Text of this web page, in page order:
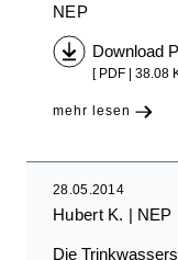
NEP
Download
[ PDF | 38.08
mehr lesen
28.05.2014
Hubert K. NEP
Die